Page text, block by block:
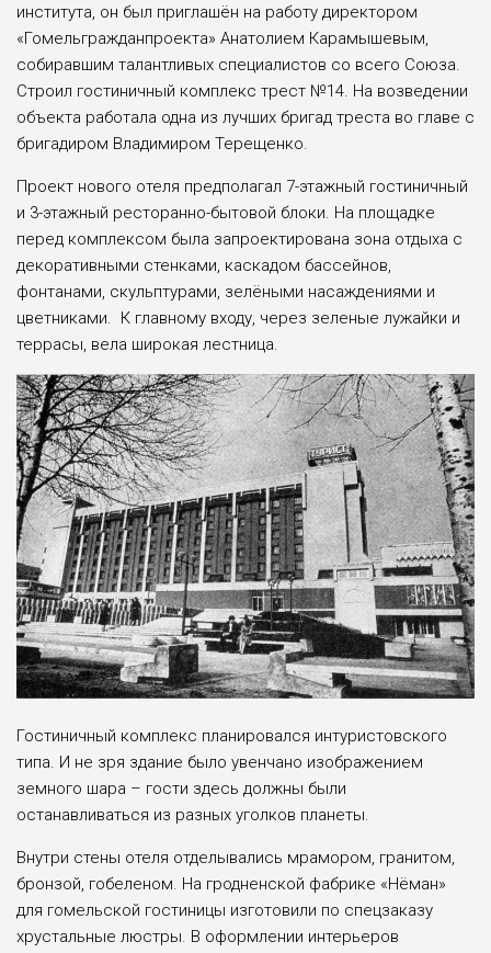
института, он был приглашён на работу директором
«Гомельгражданпроекта» Анатолием Карамышевым,
собиравшим талантливых специалистов со всего Союза.
Строил гостиничный комплекс трест №14. На возведении
объекта работала одна из лучших бригад треста во главе с
бригадиром Владимиром Терещенко.
Проект нового отеля предполагал 7-этажный гостиничный
и 3-этажный ресторанно-бытовой блоки. На площадке
перед комплексом была запроектирована зона отдыха с
декоративными стенками, каскадом бассейнов,
фонтанами, скульптурами, зелёными насаждениями и
цветниками. К главному входу, через зеленые лужайки и
террасы, вела широкая лестница.
Гостиничный комплекс планировался интуристовского
типа. И не зря здание было увенчано изображением
земного шара – гости здесь должны были
останавливаться из разных уголков планеты.
Внутри стены отеля отделывались мрамором, гранитом,
бронзой, гобеленом. На гродненской фабрике «Нёман»
для гомельской гостиницы изготовили по спецзаказу
хрустальные люстры. В оформлении интерьеров